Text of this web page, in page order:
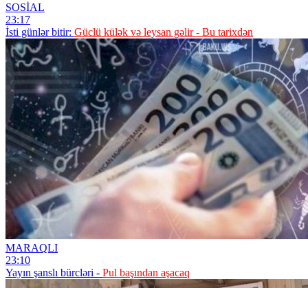
SOSİAL
23:17
İsti günlər bitir: Güclü külək və leysan gəlir - Bu tarixdən
MARAQLI
23:10
Yayın şanslı bürcləri - Pul başından aşacaq